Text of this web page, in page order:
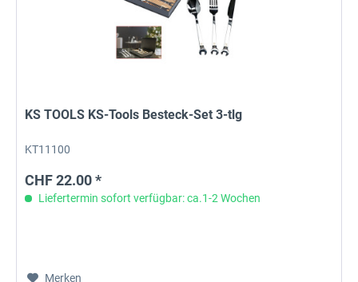
KS TOOLS KS-Tools Besteck-Set 3-tlg
KT11100
CHF 22.00 *
Liefertermin sofort verfügbar: ca.1-2 Wochen
Merken